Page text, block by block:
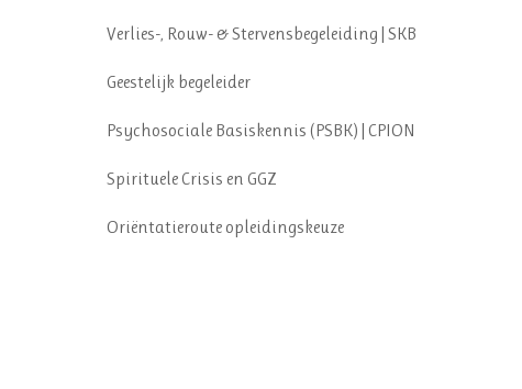
Verlies-, Rouw- & Stervensbegeleiding | SKB
Geestelijk begeleider
Psychosociale Basiskennis (PSBK) | CPION
Spirituele Crisis en GGZ
Oriëntatieroute opleidingskeuze